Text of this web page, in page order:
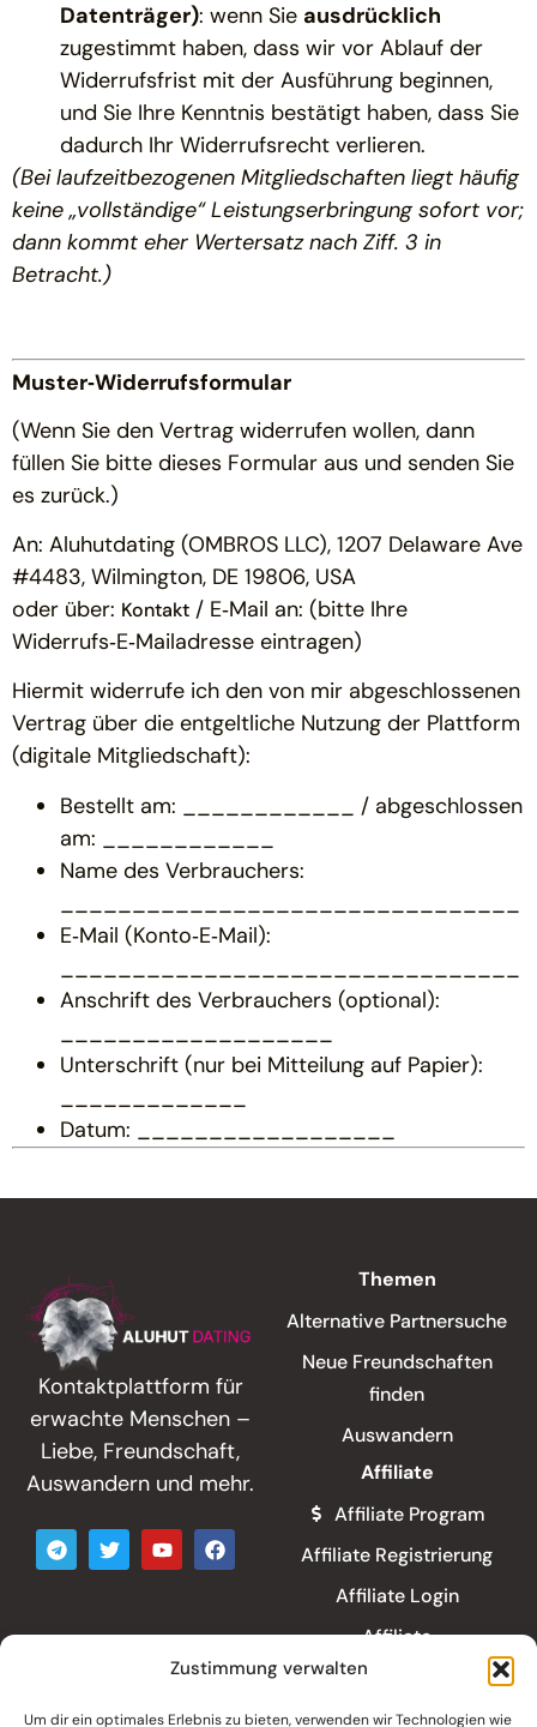
Zustimmung verwalten
Um dir ein optimales Erlebnis zu bieten, verwenden wir Technologien wie
Datenträger): wenn Sie ausdrücklich
zugestimmt haben, dass wir vor Ablauf der
Widerrufsfrist mit der Ausführung beginnen,
und Sie Ihre Kenntnis bestätigt haben, dass Sie
dadurch Ihr Widerrufsrecht verlieren.
(Bei laufzeitbezogenen Mitgliedschaften liegt häufig
keine „vollständige“ Leistungserbringung sofort vor;
dann kommt eher Wertersatz nach Ziff. 3 in
Betracht.)
Muster‑Widerrufsformular
(Wenn Sie den Vertrag widerrufen wollen, dann
füllen Sie bitte dieses Formular aus und senden Sie
es zurück.)
An: Aluhutdating (OMBROS LLC), 1207 Delaware Ave
#4483, Wilmington, DE 19806, USA
oder über: Kontakt / E‑Mail an: (bitte Ihre
Widerrufs‑E‑Mailadresse eintragen)
Hiermit widerrufe ich den von mir abgeschlossenen
Vertrag über die entgeltliche Nutzung der Plattform
(digitale Mitgliedschaft):
Bestellt am: ____________ / abgeschlossen
am: ____________
Name des Verbrauchers:
________________________________
E‑Mail (Konto‑E‑Mail):
________________________________
Anschrift des Verbrauchers (optional):
___________________
Unterschrift (nur bei Mitteilung auf Papier):
_____________
Datum: __________________
Kontaktplattform für
erwachte Menschen –
Liebe, Freundschaft,
Auswandern und mehr.
Themen
Alternative Partnersuche
Neue Freundschaften
finden
Auswandern
Affiliate
Affiliate Program
Affiliate Registrierung
Affiliate Login
Affiliate
Teilnahmebedingungen
Rechtliches